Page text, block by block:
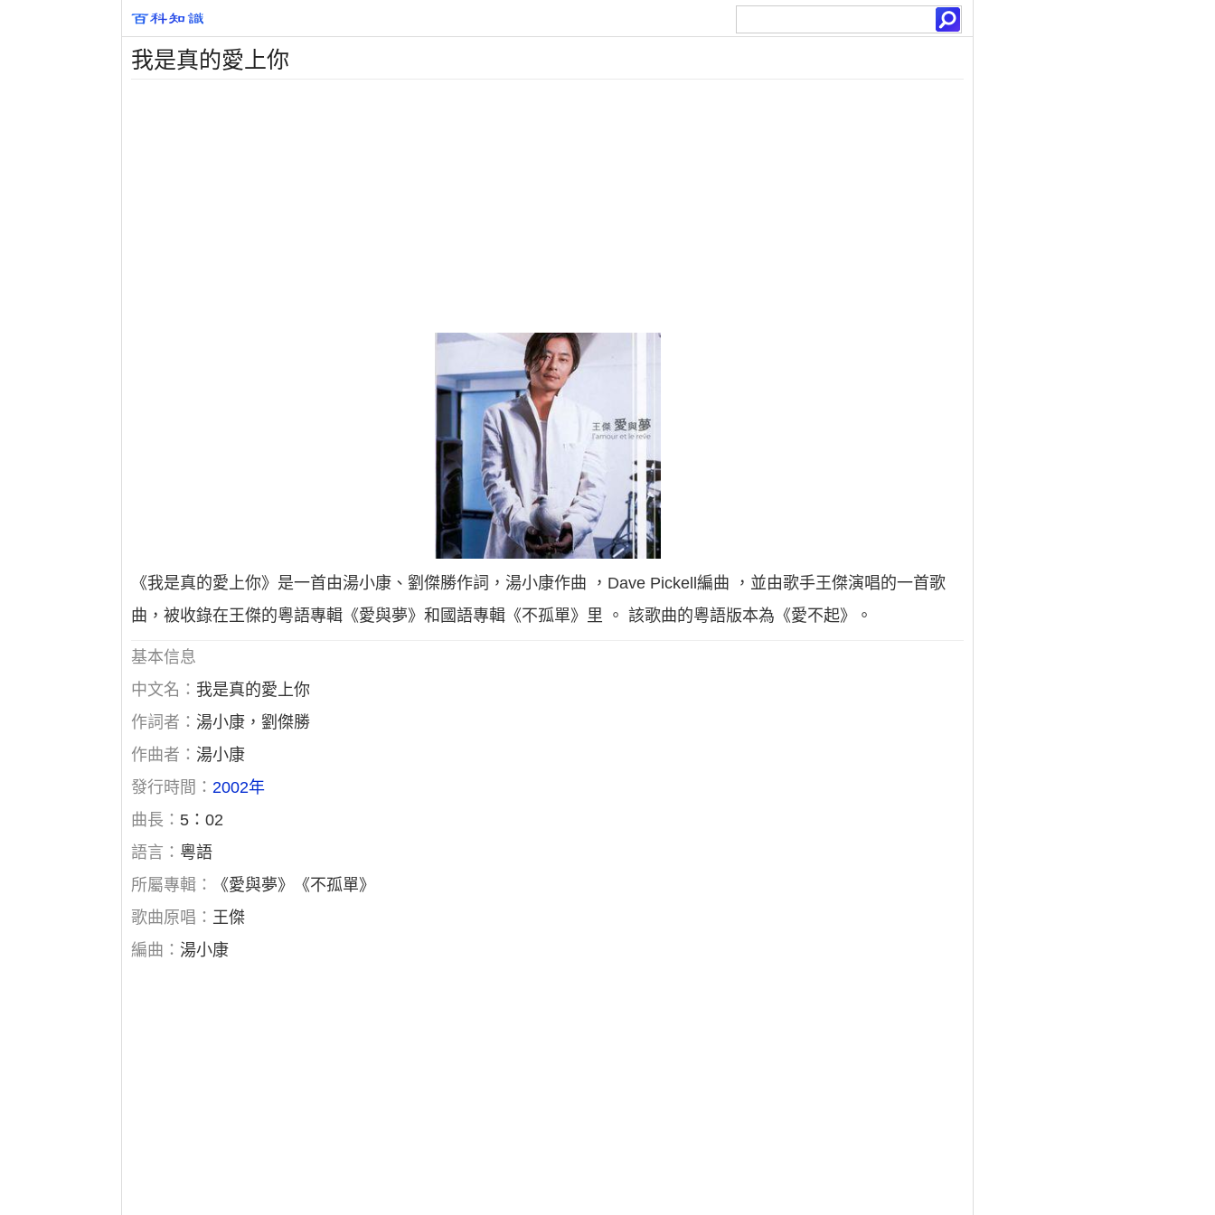
我是真的愛上你
《我是真的愛上你》是一首由湯小康、劉傑勝作詞，湯小康作曲 ，Dave Pickell編曲 ，並由歌手王傑演唱的一首歌
曲，被收錄在王傑的粵語專輯《愛與夢》和國語專輯《不孤單》里 。 該歌曲的粵語版本為《愛不起》。
基本信息
中文名： 我是真的愛上你
作詞者： 湯小康，劉傑勝
作曲者： 湯小康
發行時間：2002年
曲長： 5：02
語言： 粵語
所屬專輯：
《愛與夢》《不孤單》
歌曲原唱： 王傑
編曲： 湯小康